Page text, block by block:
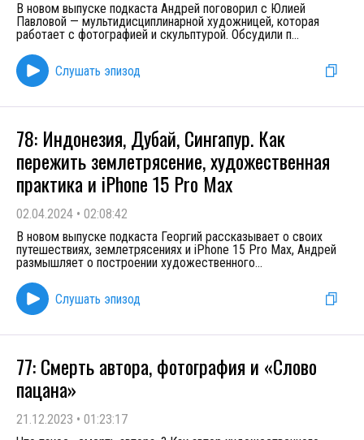
В новом выпуске подкаста Андрей поговорил с Юлией
Павловой — мультидисциплинарной художницей, которая
работает с фотографией и скульптурой. Обсудили п...
Слушать эпизод
78: Индонезия, Дубай, Сингапур. Как
пережить землетрясение, художественная
практика и iPhone 15 Pro Max
02.04.2024 • 02:08:42
В новом выпуске подкаста Георгий рассказывает о своих
путешествиях, землетрясениях и iPhone 15 Pro Max, Андрей
размышляет о построении художественного...
Слушать эпизод
77: Смерть автора, фотография и «Слово
пацана»
21.12.2023 • 01:23:17